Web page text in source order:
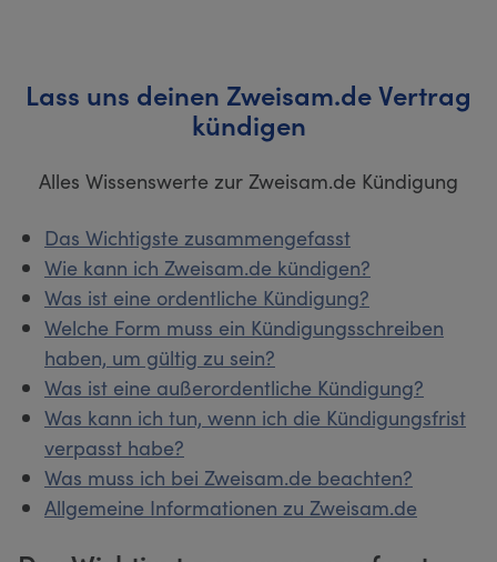
Lass uns deinen Zweisam.de Vertrag
kündigen
Alles Wissenswerte zur Zweisam.de Kündigung
Das Wichtigste zusammengefasst
Wie kann ich Zweisam.de kündigen?
Was ist eine ordentliche Kündigung?
Welche Form muss ein Kündigungsschreiben
haben, um gültig zu sein?
Was ist eine außerordentliche Kündigung?
Was kann ich tun, wenn ich die Kündigungsfrist
verpasst habe?
Was muss ich bei Zweisam.de beachten?
Allgemeine Informationen zu Zweisam.de